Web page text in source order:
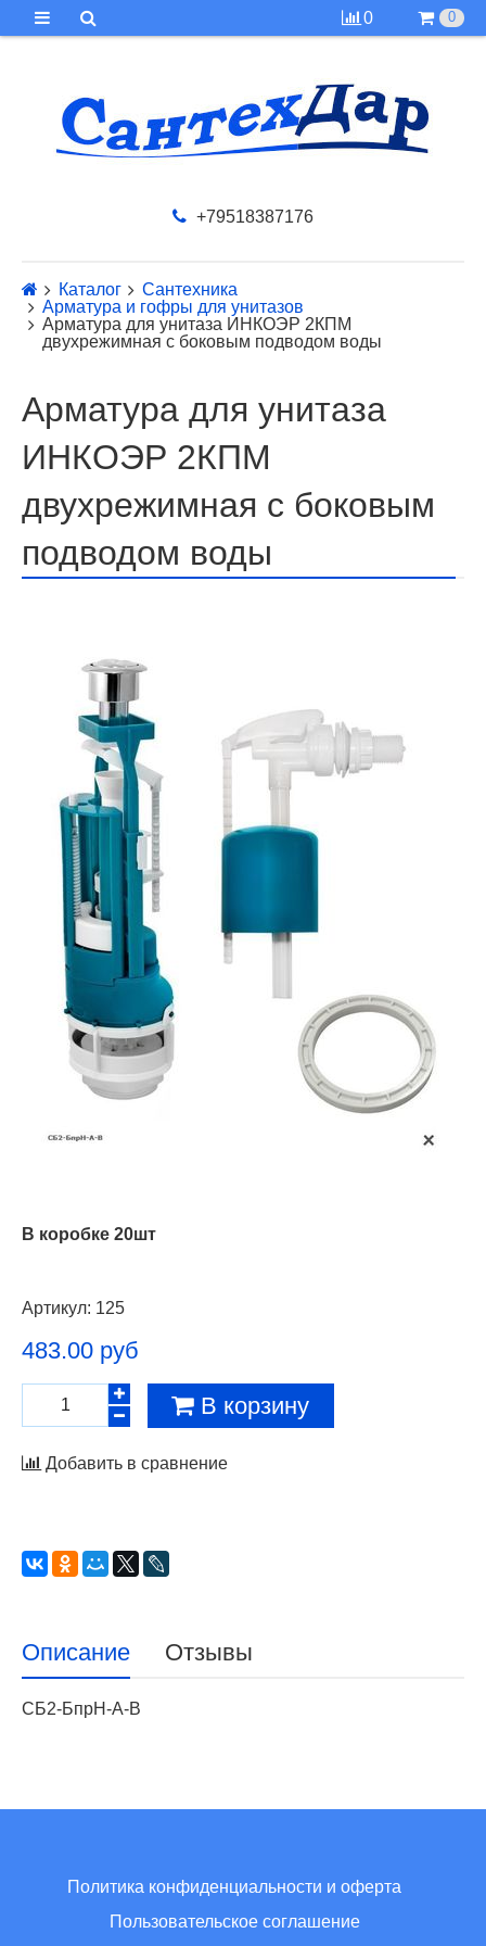
0 0
+79518387176
Каталог
Сантехника
Арматура и гофры для унитазов
Арматура для унитаза ИНКОЭР 2КПМ
двухрежимная с боковым подводом воды
Арматура для унитаза
ИНКОЭР 2КПМ
двухрежимная с боковым
подводом воды
В коробке 20шт
Артикул: 125
483.00 руб
В корзину
Добавить в сравнение
Описание Отзывы
СБ2-БпрН-А-В
Политика конфиденциальности и оферта
Пользовательское соглашение